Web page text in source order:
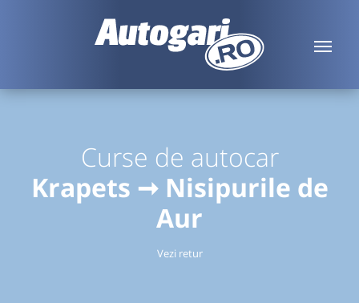
Curse de autocar
Krapets ➞ Nisipurile de
Aur
Vezi retur